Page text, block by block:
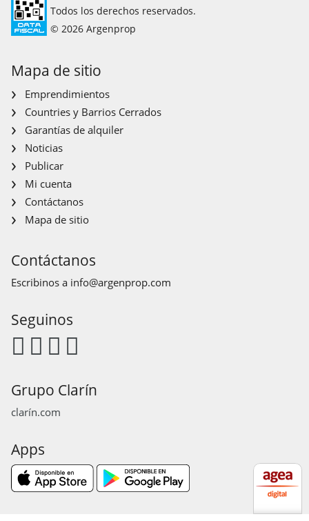
Todos los derechos reservados.
© 2026 Argenprop
Mapa de sitio
Emprendimientos
Countries y Barrios Cerrados
Garantías de alquiler
Noticias
Publicar
Mi cuenta
Contáctanos
Mapa de sitio
Contáctanos
Escribinos a info@argenprop.com
Seguinos
Grupo Clarín
clarín.com
Apps